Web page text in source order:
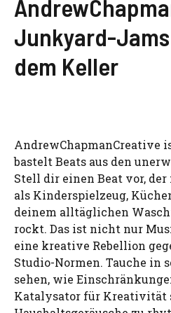
Junkyard-
dem Keller
AndrewChapmanCreative
bastelt Beats aus den
Stell dir einen Beat vor,
als Kinderspielzeug,
deinem alltäglichen
rockt. Das ist nicht nur
eine kreative Rebellion
Studio-Normen. Tauche in
sehen, wie
Katalysator für Kreativität